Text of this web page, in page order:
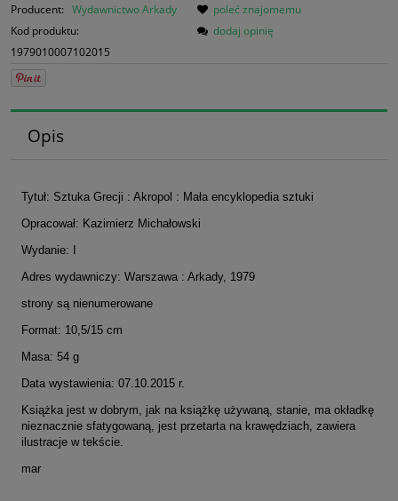
Producent: Wydawnictwo Arkady
Kod produktu:
1979010007102015
poleć znajomemu
dodaj opinię
Opis
Tytuł: Sztuka Grecji : Akropol : Mała encyklopedia sztuki
Opracował: Kazimierz Michałowski
Wydanie: I
Adres wydawniczy: Warszawa : Arkady, 1979
strony są nienumerowane
Format: 10,5/15 cm
Masa: 54 g
Data wystawienia: 07.10.2015 r.
Książka jest w dobrym, jak na książkę używaną, stanie, ma okładkę
nieznacznie sfatygowaną, jest przetarta na krawędziach, zawiera
ilustracje w tekście.
mar